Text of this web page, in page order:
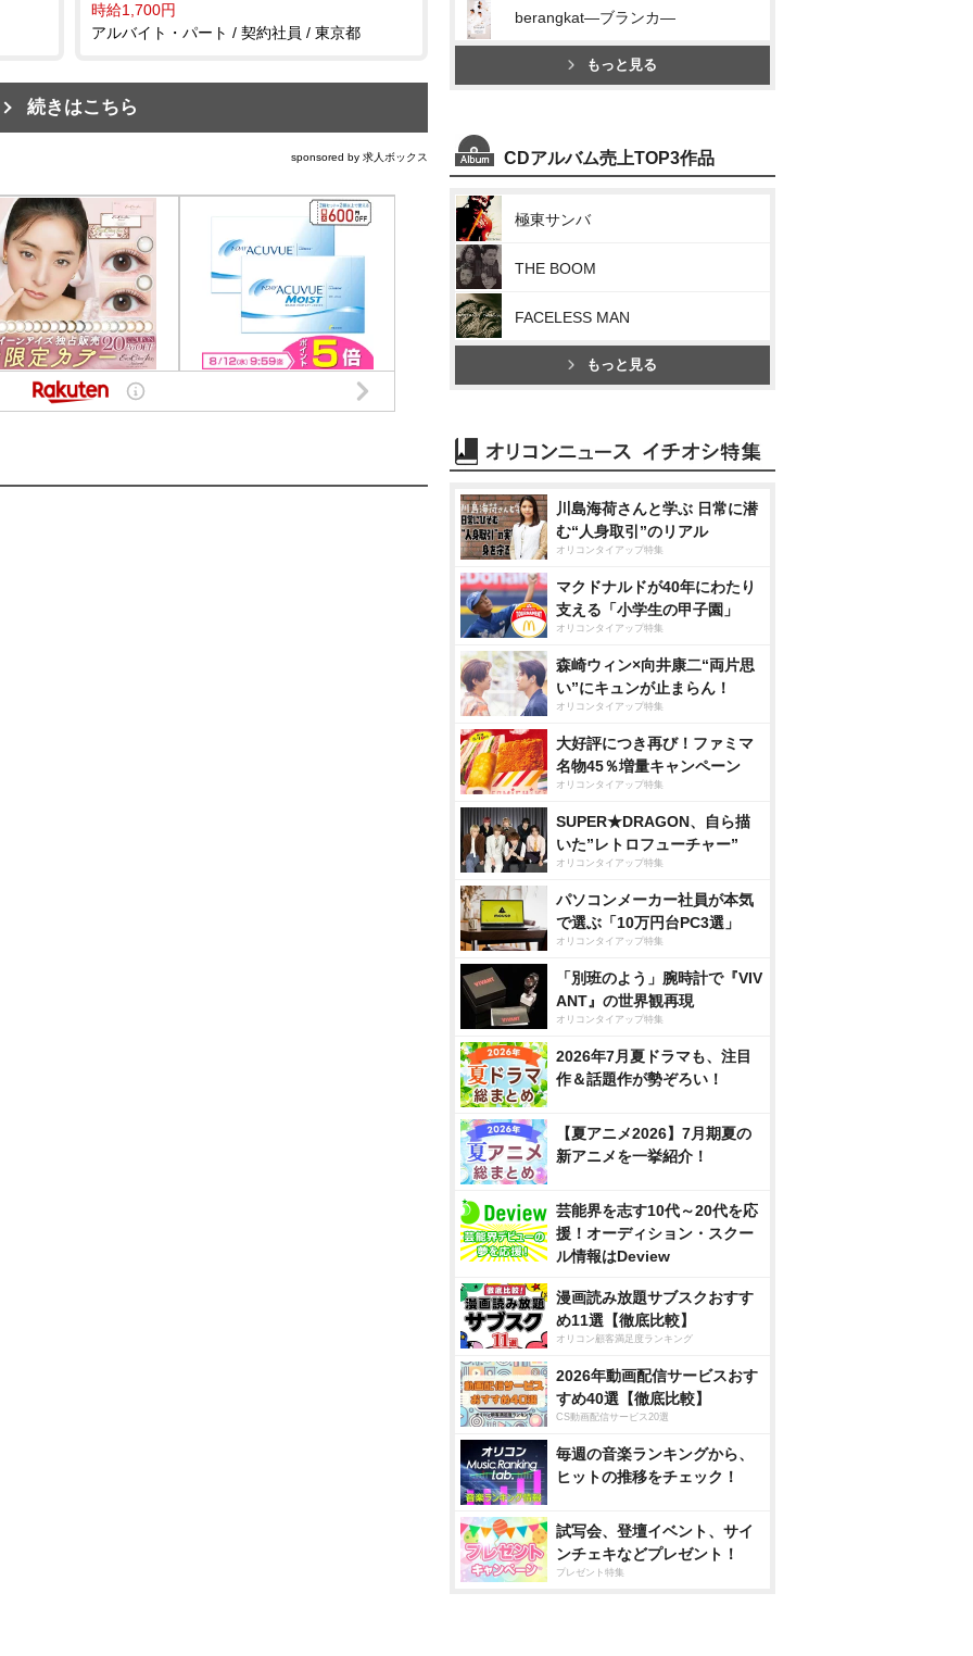
時給1,700円
アルバイト・パート / 契約社員 / 東京都
続きはこちら
sponsored by 求人ボックス
berangkat―ブランカ―
もっと見る
CDアルバム売上TOP3作品
極東サンバ
THE BOOM
FACELESS MAN
もっと見る
川島海荷さんと学ぶ 日常に潜
む“人身取引”のリアル
オリコンタイアップ特集
マクドナルドが40年にわたり
支える「小学生の甲子園」
オリコンタイアップ特集
森崎ウィン×向井康二“両片思
い”にキュンが止まらん！
オリコンタイアップ特集
大好評につき再び！ファミマ
名物45％増量キャンペーン
オリコンタイアップ特集
SUPER★DRAGON、自ら描
いた”レトロフューチャー”
オリコンタイアップ特集
パソコンメーカー社員が本気
で選ぶ「10万円台PC3選」
オリコンタイアップ特集
「別班のよう」腕時計で『VIV
ANT』の世界観再現
オリコンタイアップ特集
2026年7月夏ドラマも、注目
作＆話題作が勢ぞろい！
【夏アニメ2026】7月期夏の
新アニメを一挙紹介！
芸能界を志す10代～20代を応
援！オーディション・スクー
ル情報はDeview
漫画読み放題サブスクおすす
め11選【徹底比較】
オリコン顧客満足度ランキング
2026年動画配信サービスおす
すめ40選【徹底比較】
CS動画配信サービス20選
毎週の音楽ランキングから、
ヒットの推移をチェック！
試写会、登壇イベント、サイ
ンチェキなどプレゼント！
プレゼント特集